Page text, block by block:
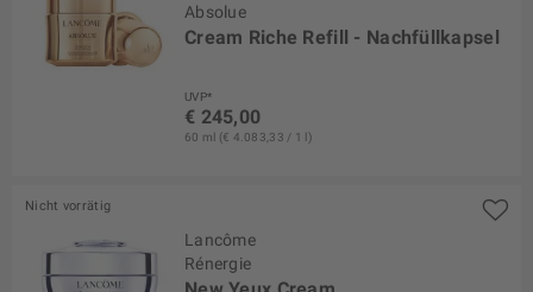
Absolue
Cream Riche Refill - Nachfüllkapsel
UVP*
€ 245,00
60 ml (€ 4.083,33 / 1 l)
Nicht vorrätig
Lancôme
Rénergie